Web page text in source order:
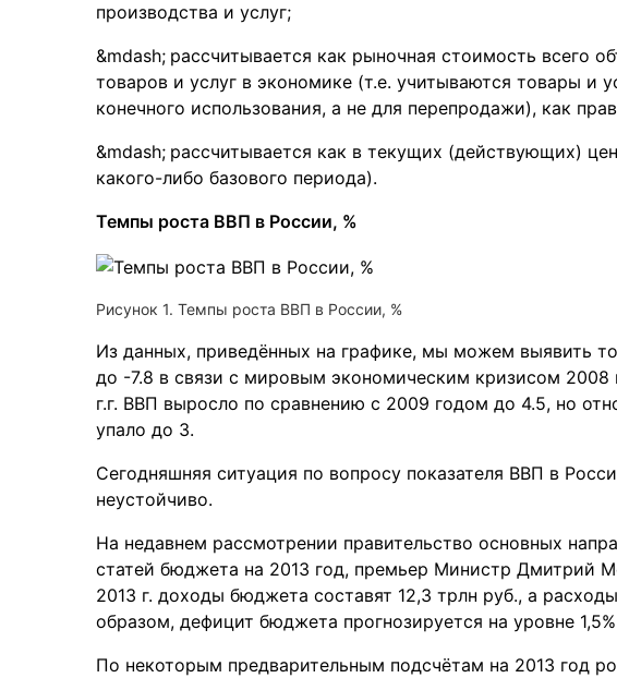
производства и услуг;
рассчитывается как рыночная стоимость всего
товаров и услуг в экономике (т.е. учитываются товары и
конечного использования, а не для перепродажи), как
рассчитывается как в текущих (действующих)
какого-либо базового периода).
Темпы роста ВВП в России, %
Рисунок 1. Темпы роста ВВП в России, %
Из данных, приведённых на графике, мы можем выявить
до -7.8 в связи с мировым экономическим кризисом 2008
г.г. ВВП выросло по сравнению с 2009 годом до 4.5, но
упало до 3.
Сегодняшняя ситуация по вопросу показателя ВВП в
неустойчиво.
На недавнем рассмотрении правительство основных
статей бюджета на 2013 год, премьер Министр Дмитрий
2013 г. доходы бюджета составят 12,3 трлн руб., а
образом, дефицит бюджета прогнозируется на уровне
По некоторым предварительным подсчётам на 2013 год